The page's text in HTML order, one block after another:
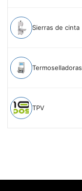
Sierras de cinta
Termoselladoras
TPV